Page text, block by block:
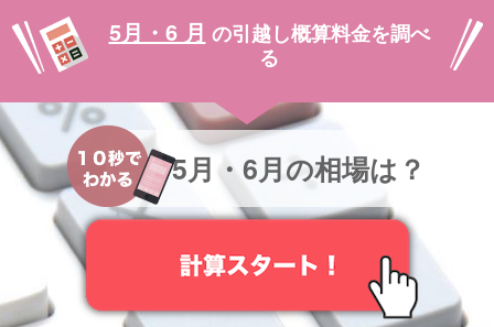
5月・6 月 の引越し概算料金を調べ
る
5月・6月の相場は？